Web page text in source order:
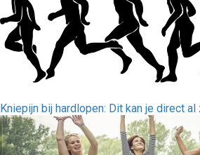
Kniepijn bij hardlopen: Dit kan je direct